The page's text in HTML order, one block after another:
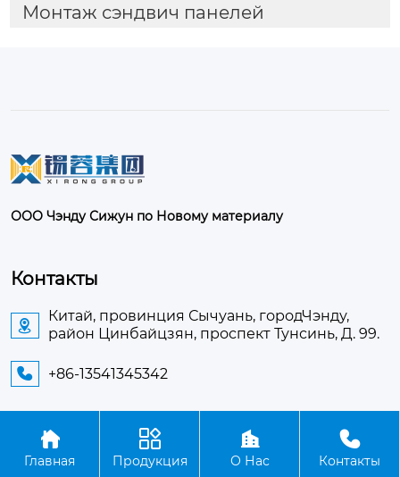
Монтаж сэндвич панелей
ООО Чэнду Сижун по Новому материалу
Контакты

Китай, провинция Сычуань, городЧэнду,
район Цинбайцзян, проспект Тунсинь, Д. 99.
 +86-13541345342
Авторское право©ООО Чэнду Сижун по Новому
материалу

Главная

Продукция

О Нас

Контакты